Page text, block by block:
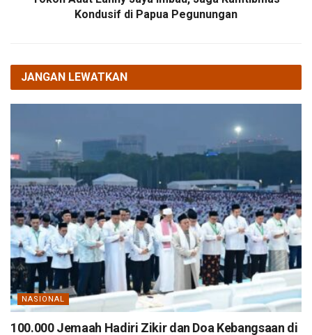
Kondusif di Papua Pegunungan
JANGAN LEWATKAN
NASIONAL
100.000 Jemaah Hadiri Zikir dan Doa Kebangsaan di